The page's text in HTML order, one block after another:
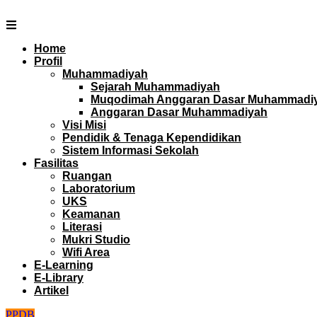
to
Home
Profil
Muhammadiyah
Sejarah Muhammadiyah
Muqodimah Anggaran Dasar
Anggaran Dasar Muhammadiyah
Visi Misi
Pendidik & Tenaga Kependidikan
Sistem Informasi Sekolah
Fasilitas
Ruangan
Laboratorium
UKS
Keamanan
Literasi
Mukri Studio
Wifi Area
E-Learning
E-Library
Artikel
PPDB